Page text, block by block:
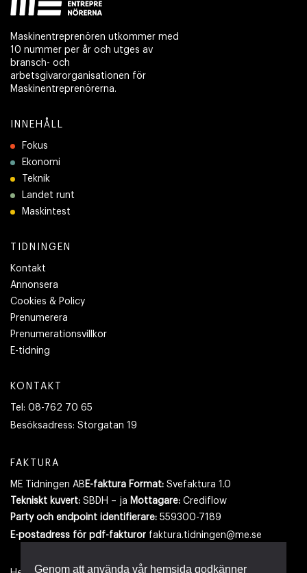
Maskinentreprenören utkommer med
10 nummer per år och utges av
bransch- och
arbetsgivarorganisationen för
Maskinentreprenörerna.
INNEHÅLL
Fokus
Ekonomi
Teknik
Landet runt
Maskintest
TIDNINGEN
Kontakt
Annonsera
Cookies & Policy
Prenumerera
Prenumerationsvillkor
E-tidning
KONTAKT
Tel: 08-762 70 65
Besöksadress: Storgatan 19
FAKTURA
ME Tidningen AB E-faktura Format: Svefaktura 1.0
Tekniskt kuvert: SBDH – ja Mottagare: Crediflow
Party och endpoint identifierare: 559300-7189
E-postadress för pdf-fakturor faktura.tidningen@me.se
Genom att använda vår hemsida godkänner